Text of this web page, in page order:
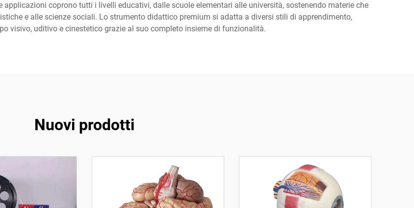
coprono tutti i livelli educativi, dalle scuole elementari alle università, sostenendo materie che
e alle scienze sociali. Lo strumento didattico premium si adatta a diversi stili di apprendimento,
visivo, uditivo e cinestetico grazie al suo completo insieme di funzionalità.
Nuovi prodotti